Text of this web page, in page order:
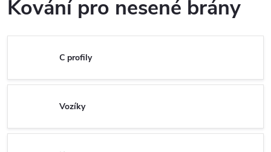
Kování pro nesené brány
C profily
Vozíky